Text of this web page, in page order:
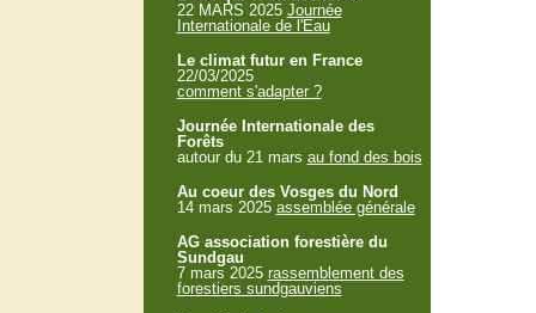
22 MARS 2025 Journée
Internationale de l'Eau
Le climat futur en France
22/03/2025
comment s'adapter ?
Journée Internationale des
Forêts
autour du 21 mars au fond des bois
Au coeur des Vosges du Nord
14 mars 2025 assemblée générale
AG association forestière du
Sundgau
7 mars 2025 rassemblement des
forestiers sundgauviens